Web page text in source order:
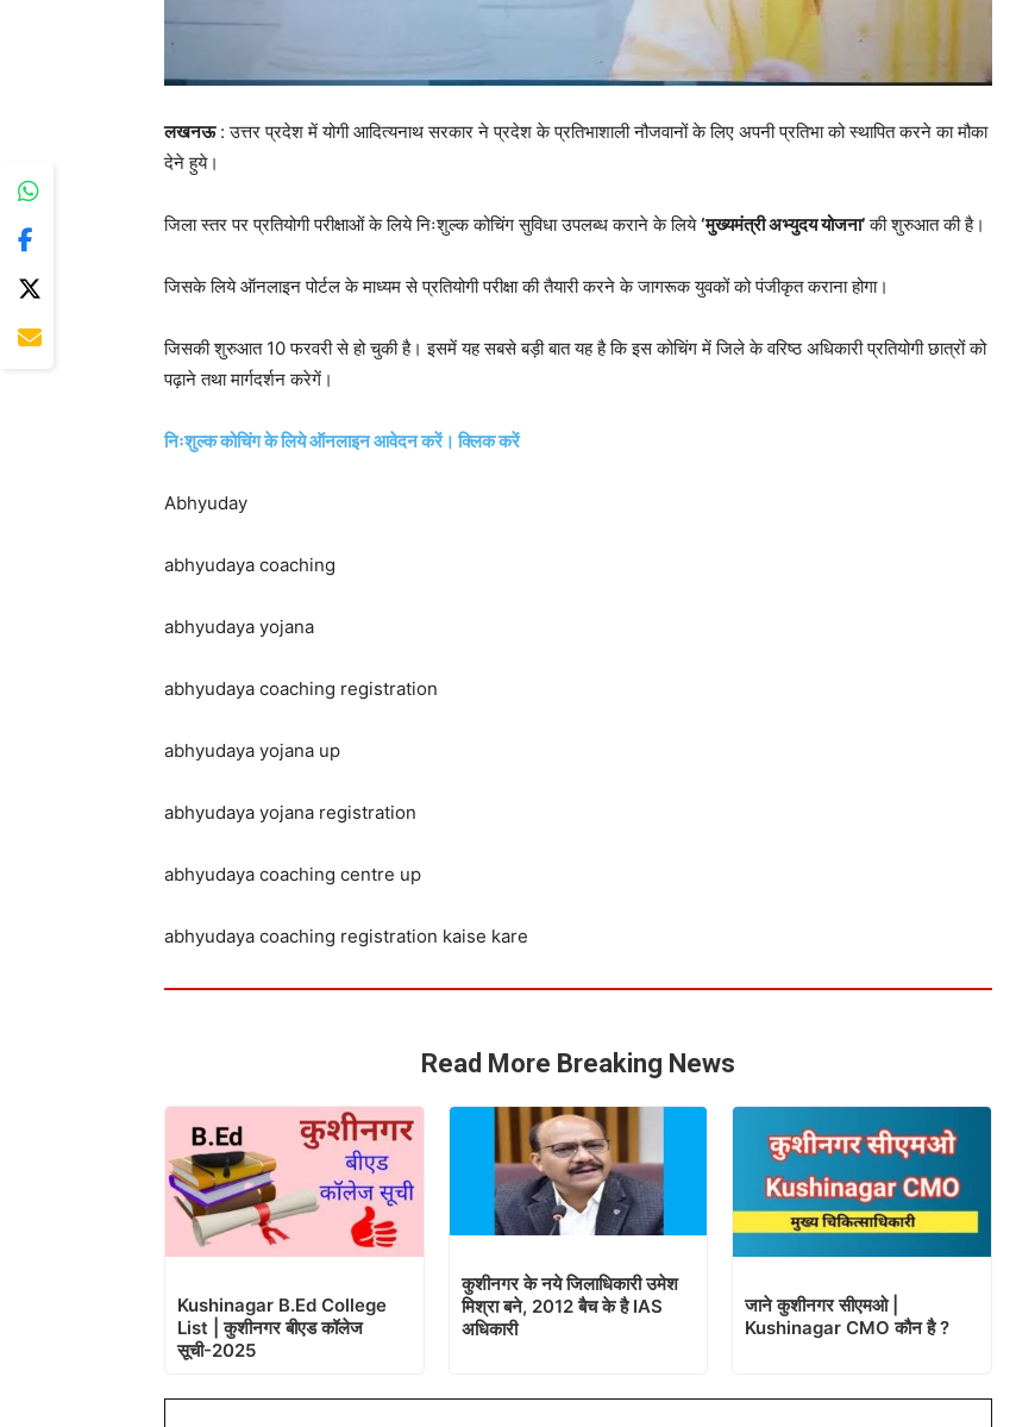
लखनऊ: उत्तर प्रदेश में योगी आदित्यनाथ सरकार ने प्रदेश के प्रतिभाशाली नौजवानों के लिए अपनी प्रतिभा को स्थापित करने का मौका
देने हुये।
जिला स्तर पर प्रतियोगी परीक्षाओं के लिये निःशुल्क कोचिंग सुविधा उपलब्ध कराने के लिये‘मुख्यमंत्री अभ्युदय योजना’की शुरुआत की है।
जिसके लिये ऑनलाइन पोर्टल के माध्यम से प्रतियोगी परीक्षा की तैयारी करने के जागरूक युवकों को पंजीकृत कराना होगा।
जिसकी शुरुआत 10 फरवरी से हो चुकी है। इसमें यह सबसे बड़ी बात यह है कि इस कोचिंग में जिले के वरिष्ठ अधिकारी प्रतियोगी छात्रों को
पढ़ाने तथा मार्गदर्शन करेगें।
निःशुल्क कोचिंग के लिये ऑनलाइन आवेदन करें। क्लिक करें
Abhyuday
abhyudaya coaching
abhyudaya yojana
abhyudaya coaching registration
abhyudaya yojana up
abhyudaya yojana registration
abhyudaya coaching centre up
abhyudaya coaching registration kaise kare
Read More Breaking News
Kushinagar B.Ed College
List | कुशीनगर बीएड कॉलेज
सूची-2025
कुशीनगर के नये जिलाधिकारी उमेश
मिश्रा बने, 2012 बैच के है IAS
अधिकारी
जाने कुशीनगर सीएमओ |
Kushinagar CMO कौन है ?